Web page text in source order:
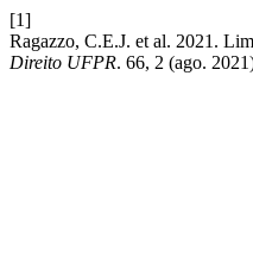
[1]
Ragazzo, C.E.J. et al. 2021.
Direito UFPR. 66, 2 (ago.